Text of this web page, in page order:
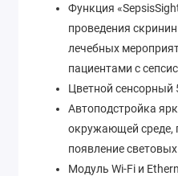
Функция
проведения
лечебных
пациентами с
Цветной сенсорный
Автоподстройка
окружающей
появление
Модуль Wi-Fi и